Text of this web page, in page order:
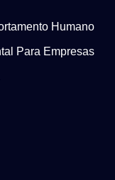
Humano
Para Empresas